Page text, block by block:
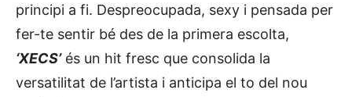
principi a fi. Despreocupada, sexy i pensada per
fer-te sentir bé des de la primera escolta,
‘XECS’és un hit fresc que consolida la
versatilitat de l’artista i anticipa el to del nou